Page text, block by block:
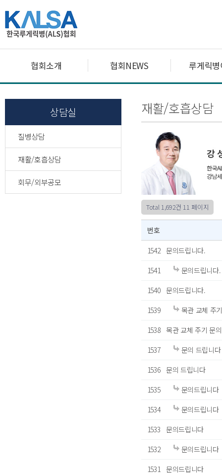
협회소개 협회NEWS 루게릭
상담실
질병상담
재활/호흡상담
회무/외부공모
재활/호흡상담
Total 1,692건 11 페이지
번호
1542 문의드립니다.
1541
문의드립니다.
1540 문의드립니다.
1539
목관 교체 주
1538 목관 교체 주기 문의
1537
문의 드립니다
1536 문의 드립니다
1535
문의드립니다
1534
문의드립니다
1533 문의드립니다
1532
문의드립니다
1531 문의드립니다